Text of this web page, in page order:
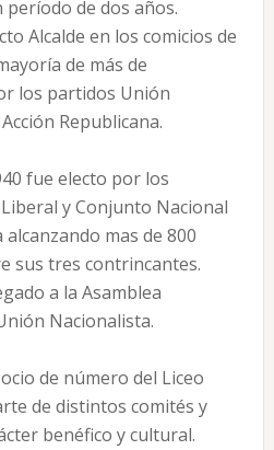
de dos años.
Alcalde en los comicios de
de más de
los partidos Unión
Republicana.
fue electo por los
y Conjunto Nacional
mas de 800
sus tres contrincantes.
a la Asamblea
Nacionalista.
de número del Liceo
de distintos comités y
benéfico y cultural.